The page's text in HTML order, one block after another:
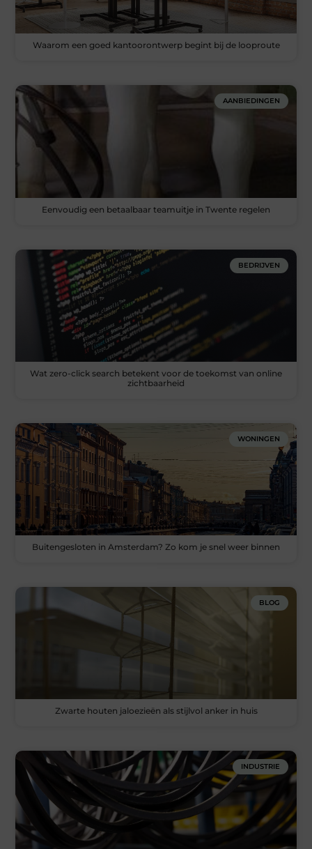
Waarom een goed kantoorontwerp begint bij de looproute
AANBIEDINGEN
Eenvoudig een betaalbaar teamuitje in Twente regelen
BEDRIJVEN
Wat zero-click search betekent voor de toekomst van online
zichtbaarheid
WONINGEN
Buitengesloten in Amsterdam? Zo kom je snel weer binnen
BLOG
Zwarte houten jaloezieën als stijlvol anker in huis
INDUSTRIE